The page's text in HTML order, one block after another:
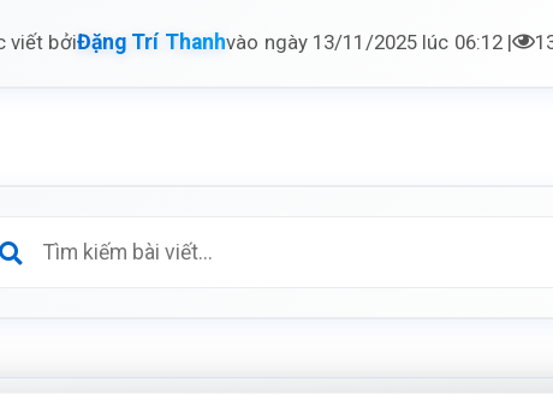
viết bởiĐặng Trí Thanhvào ngày 13/11/2025 lúc 06:12 |